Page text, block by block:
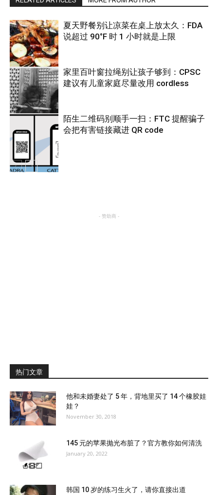
热点
夏天野餐别让凉菜在桌上放太久：FDA
说超过 90°F 时 1 小时就是上限
热点
家里百叶窗拉绳别让孩子够到：CPSC
建议有儿童家庭尽量改用 cordless
陌生二维码别顺手一扫：FTC 提醒骗子
会把有害链接藏进 QR code
- 赞助商 -
热门文章
他和未婚妻处了 5 年，背地里买了 14 个橡胶娃
娃？
November 30, 2018
145 元的苹果抛光布脏了？官方教你如何清洗
January 20, 2022
韩国 10 岁的练习生火了，请你直接出道